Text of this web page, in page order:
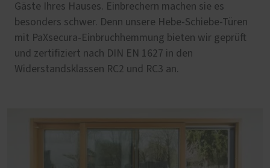
Gäste Ihres Hauses. Einbrechern machen sie es
besonders schwer. Denn unsere Hebe-Schiebe-Türen
mit PaXsecura-Einbruchhemmung bieten wir geprüft
und zertifiziert nach DIN EN 1627 in den
Widerstandsklassen RC2 und RC3 an.